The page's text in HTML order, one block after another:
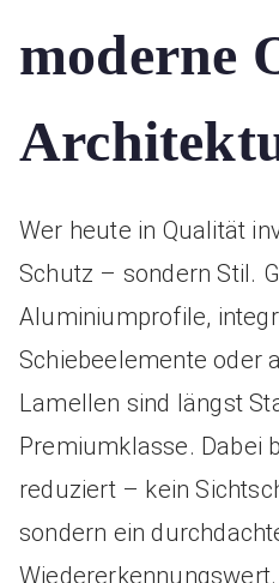
moderne
Wer heute in Qualität
Schutz – sondern Stil.
Aluminiumprofile,
Schiebeelemente oder
Lamellen sind längst
Premiumklasse. Dabei
reduziert – kein
sondern ein